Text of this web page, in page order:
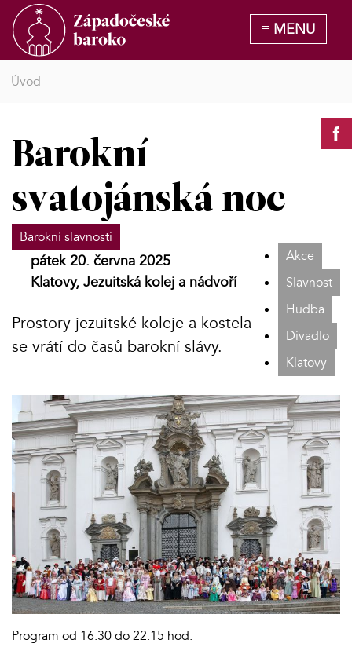
Úvod
Barokní
svatojánská noc
Barokní slavnosti
Akce
Slavnost
Hudba
Divadlo
Klatovy
pátek 20. června 2025
Klatovy, Jezuitská kolej a nádvoří
Prostory jezuitské koleje a kostela
se vrátí do časů barokní slávy.
Program od 16.30 do 22.15 hod.